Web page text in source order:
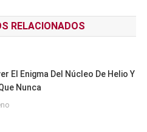
RELACIONADOS
El Enigma Del Núcleo De Helio Y
Nunca